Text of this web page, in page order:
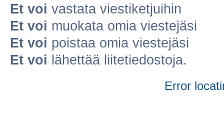
Et voi vastata viestiketjuihin
Et voi muokata omia viestejäsi
Et voi poistaa omia viestejäsi
Et voi lähettää liitetiedostoja.
Error